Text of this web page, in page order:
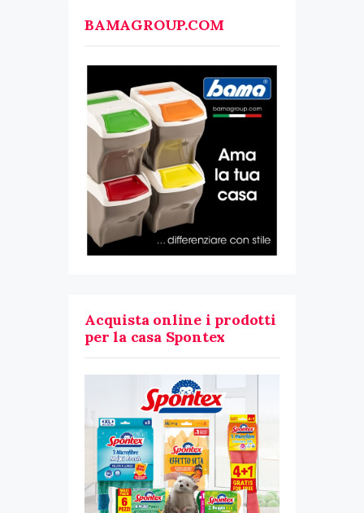
BAMAGROUP.COM
Acquista online i prodotti
per la casa Spontex